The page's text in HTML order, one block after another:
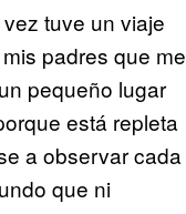
tuve un viaje
padres que me
pequeño lugar
está repleta
a observar cada
que ni